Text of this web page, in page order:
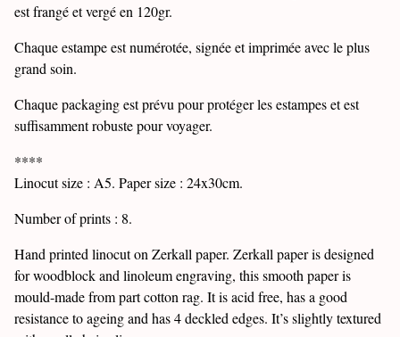
est frangé et vergé en 120gr.
Chaque estampe est numérotée, signée et imprimée avec le plus
grand soin.
Chaque packaging est prévu pour protéger les estampes et est
suffisamment robuste pour voyager.
****
Linocut size : A5. Paper size : 24x30cm.
Number of prints : 8.
Hand printed linocut on Zerkall paper. Zerkall paper is designed
for woodblock and linoleum engraving, this smooth paper is
mould-made from part cotton rag. It is acid free, has a good
resistance to ageing and has 4 deckled edges. It’s slightly textured